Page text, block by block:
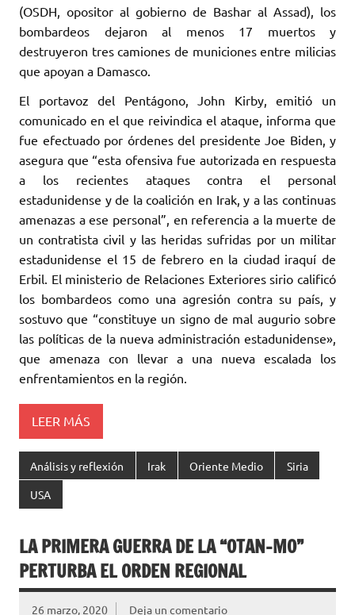
(OSDH, opositor al gobierno de Bashar al Assad), los
bombardeos dejaron al menos 17 muertos y
destruyeron tres camiones de municiones entre milicias
que apoyan a Damasco.
El portavoz del Pentágono, John Kirby, emitió un
comunicado en el que reivindica el ataque, informa que
fue efectuado por órdenes del presidente Joe Biden, y
asegura que “esta ofensiva fue autorizada en respuesta
a los recientes ataques contra el personal
estadunidense y de la coalición en Irak, y a las continuas
amenazas a ese personal”, en referencia a la muerte de
un contratista civil y las heridas sufridas por un militar
estadunidense el 15 de febrero en la ciudad iraquí de
Erbil. El ministerio de Relaciones Exteriores sirio calificó
los bombardeos como una agresión contra su país, y
sostuvo que “constituye un signo de mal augurio sobre
las políticas de la nueva administración estadunidense»,
que amenaza con llevar a una nueva escalada los
enfrentamientos en la región.
LEER MÁS
Análisis y reflexión Irak Oriente Medio Siria
USA
LA PRIMERA GUERRA DE LA “OTAN-MO”
‎PERTURBA EL ORDEN REGIONAL
26 marzo, 2020 Deja un comentario